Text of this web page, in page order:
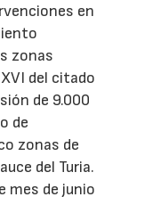
en
zonas
del citado
de 9.000
de
zonas de
del Turia.
mes de junio